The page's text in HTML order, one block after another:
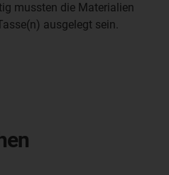
mussten die Materialien
ausgelegt sein.